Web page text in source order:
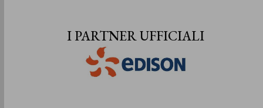
I PARTNER UFFICIALI